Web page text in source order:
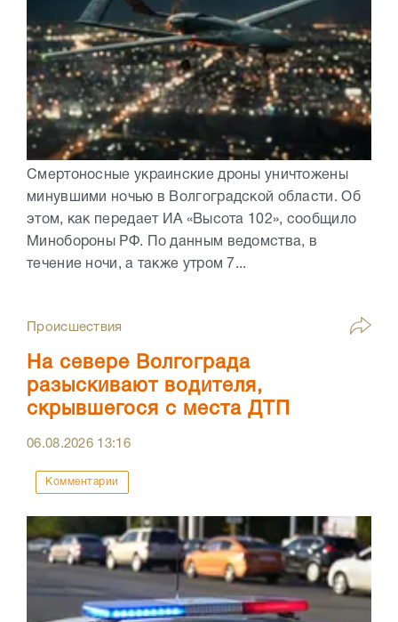
Смертоносные украинские дроны уничтожены
минувшими ночью в Волгоградской области. Об
этом, как передает ИА «Высота 102», сообщило
Минобороны РФ. По данным ведомства, в
течение ночи, а также утром 7...
Происшествия
На севере Волгограда
разыскивают водителя,
скрывшегося с места ДТП
06.08.2026 13:16
Комментарии